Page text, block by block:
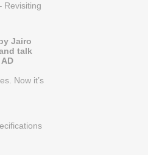
Revisiting
Jairo
talk
Now it’s